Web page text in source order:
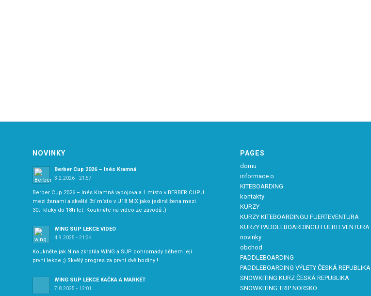
NOVINKY
Berber Cup 2026 – Inés Kramná
3.2.2026 - 21:57
Berber Cup 2026 – Inés Kramná vybojovala 1.místo v BERBER CUPU
mezi ženami a skvělé 3tí místo v U18 MIX jako jediná žena mezi
30ti kluky do 18ti let. Koukněte na video ze závodů ;)
WING SUP LEKCE VIDEO
4.9.2025 - 21:34
Koukněte jak Nina zkrotila WING a SUP dohromady během její
první lekce ;) Skvělý progres za první dvě hodiny !
WING SUP LEKCE KAČKA A MARKÉT
7.8.2025 - 12:01
PAGES
domu
informace o
KITEBOARDING
kontakty
KURZY
KURZY KITEBOARDINGU FUERTEVENTURA
KURZY PADDLEBOARDINGU FUERTEVENTURA
novinky
obchod
PADDLEBOARDING
PADDLEBOARDING VÝLETY ČESKÁ REPUBLIKA
SNOWKITING KURZ ČESKÁ REPUBLIKA
SNOWKITING TRIP NORSKO